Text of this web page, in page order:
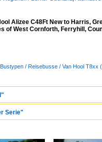
Alizee C48Ft New to Harris,
of West Cornforth, Ferryhill,
Bustypen / Reisebusse / Van Hool T8xx
Serie"